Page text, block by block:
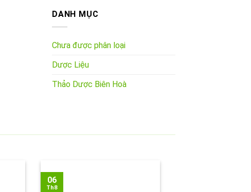
là:
260.000VND.
DANH MỤC
Chưa được phân loại
Dược Liệu
Thảo Dược Biên Hoà
06
Th8